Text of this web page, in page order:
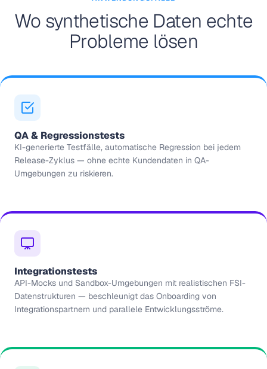
Wo synthetische Daten echte
Probleme lösen
QA & Regressionstests
KI-generierte Testfälle, automatische Regression bei jedem
Release-Zyklus — ohne echte Kundendaten in QA-
Umgebungen zu riskieren.
Integrationstests
API-Mocks und Sandbox-Umgebungen mit realistischen FSI-
Datenstrukturen — beschleunigt das Onboarding von
Integrationspartnern und parallele Entwicklungsströme.